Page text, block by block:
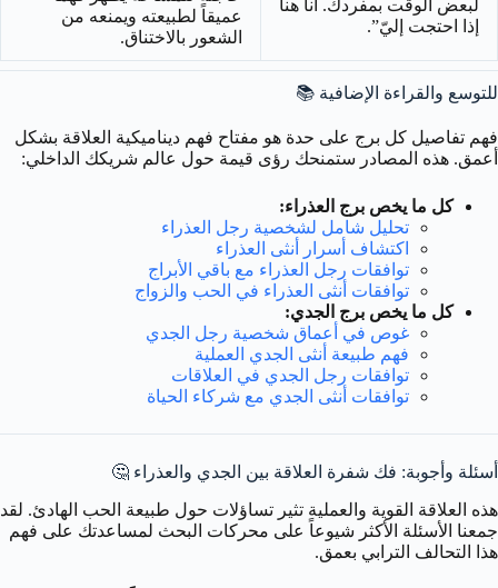
لبعض الوقت بمفردك. أنا هنا
إذا احتجت إليّ”.
عميقاً لطبيعته ويمنعه من
الشعور بالاختناق.
للتوسع والقراءة الإضافية 📚
فهم تفاصيل كل برج على حدة هو مفتاح فهم ديناميكية العلاقة بشكل
أعمق. هذه المصادر ستمنحك رؤى قيمة حول عالم شريكك الداخلي:
كل ما يخص برج العذراء:
تحليل شامل لشخصية رجل العذراء
اكتشاف أسرار أنثى العذراء
توافقات رجل العذراء مع باقي الأبراج
توافقات أنثى العذراء في الحب والزواج
كل ما يخص برج الجدي:
غوص في أعماق شخصية رجل الجدي
فهم طبيعة أنثى الجدي العملية
توافقات رجل الجدي في العلاقات
توافقات أنثى الجدي مع شركاء الحياة
أسئلة وأجوبة: فك شفرة العلاقة بين الجدي والعذراء 🤔
هذه العلاقة القوية والعملية تثير تساؤلات حول طبيعة الحب الهادئ. لقد
جمعنا الأسئلة الأكثر شيوعاً على محركات البحث لمساعدتك على فهم
هذا التحالف الترابي بعمق.